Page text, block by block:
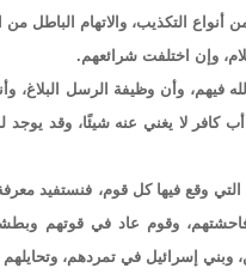
التكذيب، والاتهام الباطل من
وإن اختلفت شرائعهم.
فيهم، وأن وظيفة الرسل البلاغ،
كافر لا يغني عنه شيئًا، وقد يوجد
وقع فيها كل قوم، فنستفيد
وقوم عاد في قوتهم
وبني إسرائيل في تمردهم،